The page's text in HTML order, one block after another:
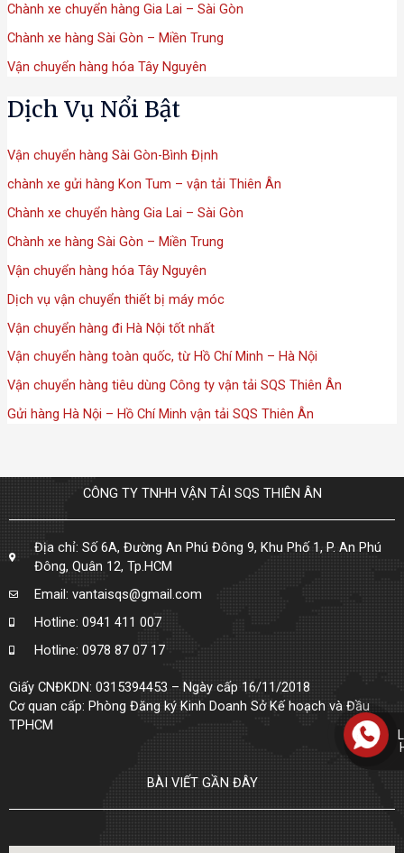
Chành xe chuyển hàng Gia Lai – Sài Gòn
Chành xe hàng Sài Gòn – Miền Trung
Vận chuyển hàng hóa Tây Nguyên
Dịch Vụ Nổi Bật
Vận chuyển hàng Sài Gòn-Bình Định
chành xe gửi hàng Kon Tum – vận tải Thiên Ân
Chành xe chuyển hàng Gia Lai – Sài Gòn
Chành xe hàng Sài Gòn – Miền Trung
Vận chuyển hàng hóa Tây Nguyên
Dịch vụ vận chuyển thiết bị máy móc
Vận chuyển hàng đi Hà Nội tốt nhất
Vận chuyển hàng toàn quốc, từ Hồ Chí Minh – Hà Nội
Vận chuyển hàng tiêu dùng Công ty vận tải SQS Thiên Ân
Gửi hàng Hà Nội – Hồ Chí Minh vận tải SQS Thiên Ân
CÔNG TY TNHH VẬN TẢI SQS THIÊN ÂN
Địa chỉ: Số 6A, Đường An Phú Đông 9, Khu Phố 1, P. An Phú
Đông, Quân 12, Tp.HCM
Email: vantaisqs@gmail.com
Hotline: 0941 411 007
Hotline: 0978 87 07 17
Giấy CNĐKDN: 0315394453 – Ngày cấp 16/11/2018
Cơ quan cấp: Phòng Đăng ký Kinh Doanh Sở Kế hoạch và Đầu
TPHCM
BÀI VIẾT GẦN ĐÂY